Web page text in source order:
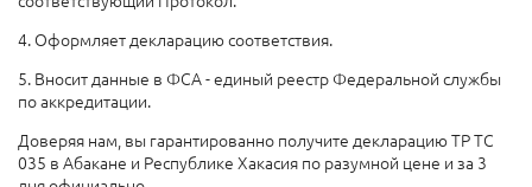
4. Оформляет декларацию соответствия.
5. Вносит данные в ФСА - единый реестр Федеральной службы
по аккредитации.
Доверяя нам, вы гарантированно получите декларацию ТР ТС
035 в Абакане и Республике Хакасия по разумной цене и за 3